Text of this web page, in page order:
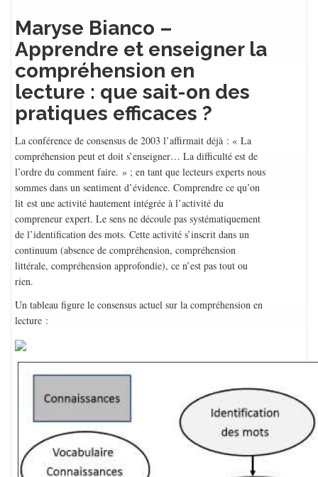
Maryse Bianco –
Apprendre et enseigner la
compréhension en
lecture : que sait-on des
pratiques efficaces ?
La conférence de consensus de 2003 l’affirmait déjà : « La
compréhension peut et doit s’enseigner… La difficulté est de
l’ordre du comment faire. » ; en tant que lecteurs experts nous
sommes dans un sentiment d’évidence. Comprendre ce qu’on
lit est une activité hautement intégrée à l’activité du
compreneur expert. Le sens ne découle pas systématiquement
de l’identification des mots. Cette activité s’inscrit dans un
continuum (absence de compréhension, compréhension
littérale, compréhension approfondie), ce n’est pas tout ou
rien.
Un tableau figure le consensus actuel sur la compréhension en
lecture :